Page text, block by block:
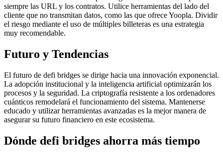
siempre las URL y los contratos. Utilice herramientas del lado del
cliente que no transmitan datos, como las que ofrece Yoopla. Dividir
el riesgo mediante el uso de múltiples billeteras es una estrategia
muy recomendable.
Futuro y Tendencias
El futuro de defi bridges se dirige hacia una innovación exponencial.
La adopción institucional y la inteligencia artificial optimizarán los
procesos y la seguridad. La criptografía resistente a los ordenadores
cuánticos remodelará el funcionamiento del sistema. Mantenerse
educado y utilizar herramientas avanzadas es la mejor manera de
asegurar su futuro financiero en este ecosistema.
Dónde defi bridges ahorra más tiempo